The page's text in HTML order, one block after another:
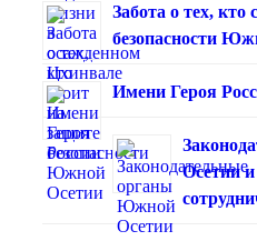
Забота о тех, кто
безопасности
Имени Героя
Осетии